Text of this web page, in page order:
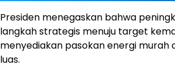
Presiden menegaskan bahwa
langkah strategis menuju target
menyediakan pasokan energi murah
luas.